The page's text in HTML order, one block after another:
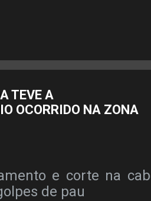
TEVE A
OCORRIDO NA ZONA
e corte na
de pau